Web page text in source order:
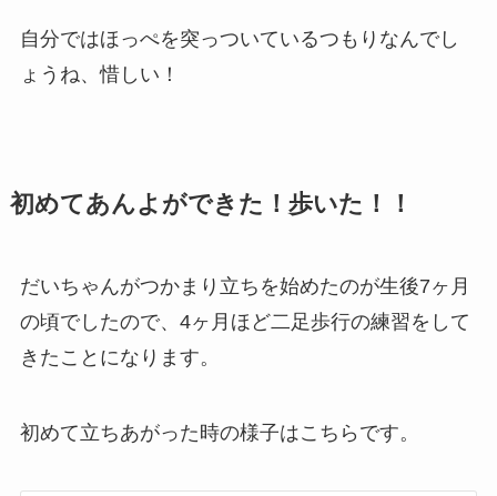
自分ではほっぺを突っついているつもりなんでし
ょうね、惜しい！
初めてあんよができた！歩いた！！
だいちゃんがつかまり立ちを始めたのが生後7ヶ月
の頃でしたので、4ヶ月ほど二足歩行の練習をして
きたことになります。
初めて立ちあがった時の様子はこちらです。